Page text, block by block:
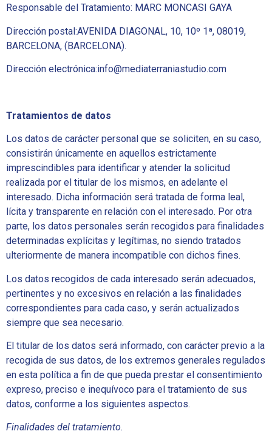
Responsable del Tratamiento: MARC MONCASI GAYA
Dirección postal:AVENIDA DIAGONAL, 10, 10º 1ª, 08019,
BARCELONA, (BARCELONA).
Dirección electrónica:info@mediaterraniastudio.com
Tratamientos de datos
Los datos de carácter personal que se soliciten, en su caso,
consistirán únicamente en aquellos estrictamente
imprescindibles para identificar y atender la solicitud
realizada por el titular de los mismos, en adelante el
interesado. Dicha información será tratada de forma leal,
lícita y transparente en relación con el interesado. Por otra
parte, los datos personales serán recogidos para finalidades
determinadas explícitas y legítimas, no siendo tratados
ulteriormente de manera incompatible con dichos fines.
Los datos recogidos de cada interesado serán adecuados,
pertinentes y no excesivos en relación a las finalidades
correspondientes para cada caso, y serán actualizados
siempre que sea necesario.
El titular de los datos será informado, con carácter previo a la
recogida de sus datos, de los extremos generales regulados
en esta política a fin de que pueda prestar el consentimiento
expreso, preciso e inequívoco para el tratamiento de sus
datos, conforme a los siguientes aspectos.
Finalidades del tratamiento.